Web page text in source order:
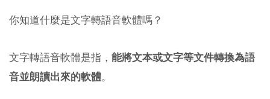
你知道什麼是文字轉語音軟體嗎？
文字轉語音軟體是指， 能將文本或文字等文件轉換為語
音並朗讀出來的軟體。